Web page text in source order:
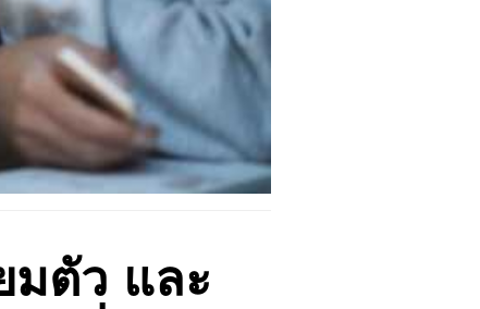
มตัว และ